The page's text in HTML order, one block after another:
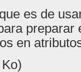
es de
preparar
en